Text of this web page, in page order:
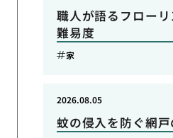
職人が語るフロー
難易度
家
蚊の侵入を防ぐ網
2026.08.05